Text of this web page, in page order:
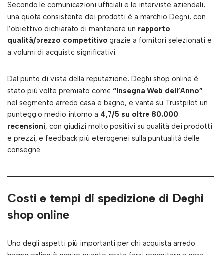
Secondo le comunicazioni ufficiali e le interviste aziendali,
una quota consistente dei prodotti è a marchio Deghi, con
l’obiettivo dichiarato di mantenere un rapporto
qualità/prezzo competitivo grazie a fornitori selezionati e
a volumi di acquisto significativi.
Dal punto di vista della reputazione, Deghi shop online è
stato più volte premiato come “Insegna Web dell’Anno”
nel segmento arredo casa e bagno, e vanta su Trustpilot un
punteggio medio intorno a 4,7/5 su oltre 80.000
recensioni, con giudizi molto positivi su qualità dei prodotti
e prezzi, e feedback più eterogenei sulla puntualità delle
consegne.
Costi e tempi di spedizione di Deghi
shop online
Uno degli aspetti più importanti per chi acquista arredo